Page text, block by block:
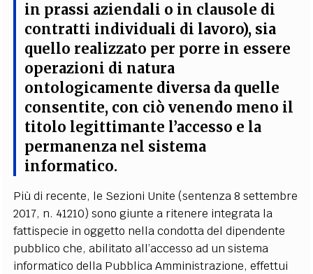
in prassi aziendali o in clausole di
contratti individuali di lavoro), sia
quello realizzato per porre in essere
operazioni di natura
ontologicamente diversa da quelle
consentite, con ciò venendo meno il
titolo legittimante l’accesso e la
permanenza nel sistema
informatico.
Più di recente, le Sezioni Unite (sentenza 8 settembre
2017, n. 41210) sono giunte a ritenere integrata la
fattispecie in oggetto nella condotta del dipendente
pubblico che, abilitato all’accesso ad un sistema
informatico della Pubblica Amministrazione, effettui